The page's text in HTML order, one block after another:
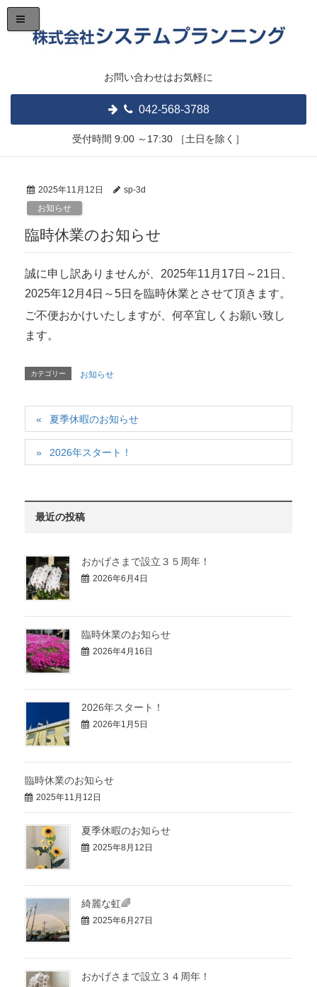
お問い合わせはお気軽に
042-568-3788
受付時間 9:00 ～17:30 ［土日を除く］
2025年11月12日
sp-3d
お知らせ
臨時休業のお知らせ
誠に申し訳ありませんが、2025年11月17日～21日、
2025年12月4日～5日を臨時休業とさせて頂きます。
ご不便おかけいたしますが、何卒宜しくお願い致し
ます。
カテゴリー お知らせ
夏季休暇のお知らせ
2026年スタート！
最近の投稿
おかげさまで設立３５周年！
2026年6月4日
臨時休業のお知らせ
2026年4月16日
2026年スタート！
2026年1月5日
臨時休業のお知らせ
2025年11月12日
夏季休暇のお知らせ
2025年8月12日
綺麗な虹🌈
2025年6月27日
おかげさまで設立３４周年！